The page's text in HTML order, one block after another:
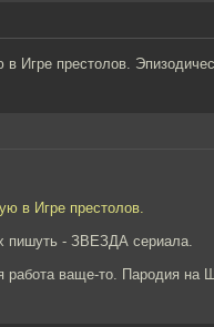
в Игре престолов.
в Игре престолов.
пишуть - ЗВЕЗДА сериала.
работа ваще-то. Пародия на